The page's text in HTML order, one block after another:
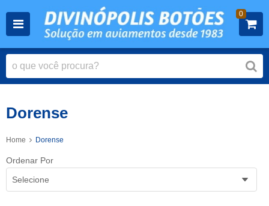
0
Dorense
Home Dorense
Ordenar Por
Selecione